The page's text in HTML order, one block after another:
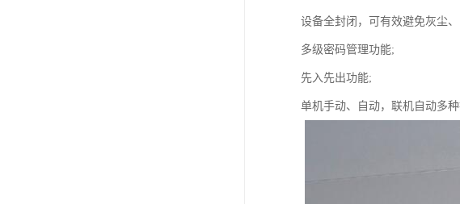
设备全封闭，可有效避免灰尘
多级密码管理功能;
先入先出功能;
单机手动、自动，联机自动多种